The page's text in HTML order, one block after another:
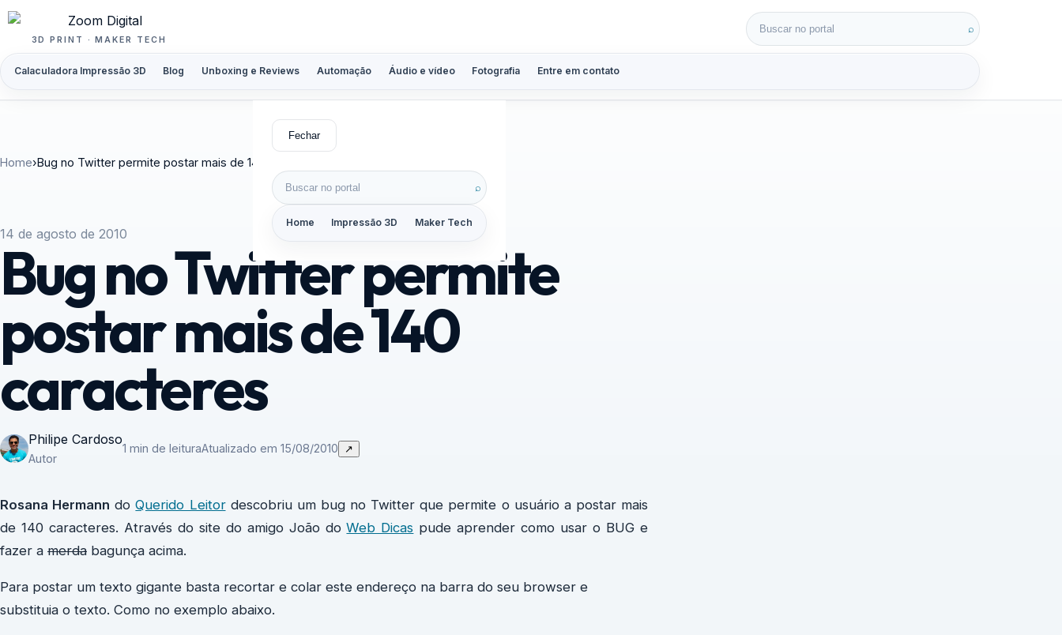
Pular para o conteúdo
3D PRINT · MAKER TECH
Calaculadora Impressão 3D Blog Unboxing e Reviews Automação Áudio e vídeo Fotografia Entre em contato
Buscar por: ⌕
Fechar
Buscar por: ⌕
Home Impressão 3D Maker Tech
Home›Bug no Twitter permite postar mais de 140 caracteres
14 de agosto de 2010
Bug no Twitter permite
postar mais de 140
caracteres
Philipe Cardoso
Autor
1 min de leituraAtualizado em 15/08/2010 ↗
Rosana Hermann doQuerido Leitordescobriu um bug no Twitter que permite o usuário a postar mais
de 140 caracteres. Através do site do amigo João doWeb Dicas pude aprender como usar o BUG e
fazer a merda bagunça acima.
Para postar um texto gigante basta recortar e colar este endereço na barra do seu browser e
substituia o texto. Como no exemplo abaixo.